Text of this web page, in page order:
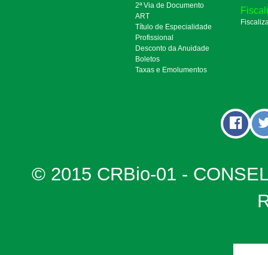
2ª Via de Documento
ART
Título de Especialidade
Profissional
Desconto da Anuidade
Boletos
Taxas e Emolumentos
© 2015 CRBio-01 -